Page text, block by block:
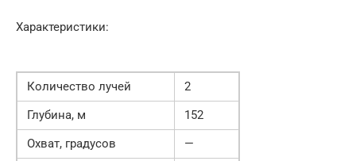
Характеристики:
Количество лучей
2
Глубина, м
152
Охват, градусов
—